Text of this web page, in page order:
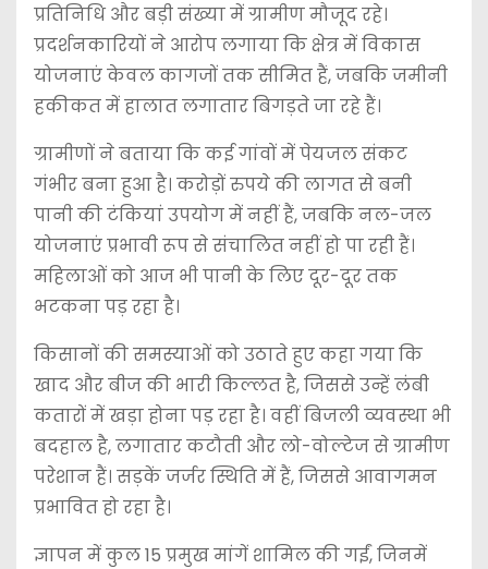
प्रतिनिधि और बड़ी संख्या में ग्रामीण मौजूद रहे।
प्रदर्शनकारियों ने आरोप लगाया कि क्षेत्र में विकास
योजनाएं केवल कागजों तक सीमित हैं, जबकि जमीनी
हकीकत में हालात लगातार बिगड़ते जा रहे हैं।
ग्रामीणों ने बताया कि कई गांवों में पेयजल संकट
गंभीर बना हुआ है। करोड़ों रुपये की लागत से बनी
पानी की टंकियां उपयोग में नहीं हैं, जबकि नल-जल
योजनाएं प्रभावी रूप से संचालित नहीं हो पा रही हैं।
महिलाओं को आज भी पानी के लिए दूर-दूर तक
भटकना पड़ रहा है।
किसानों की समस्याओं को उठाते हुए कहा गया कि
खाद और बीज की भारी किल्लत है, जिससे उन्हें लंबी
कतारों में खड़ा होना पड़ रहा है। वहीं बिजली व्यवस्था भी
बदहाल है, लगातार कटौती और लो-वोल्टेज से ग्रामीण
परेशान हैं। सड़कें जर्जर स्थिति में हैं, जिससे आवागमन
प्रभावित हो रहा है।
ज्ञापन में कुल 15 प्रमुख मांगें शामिल की गईं, जिनमें